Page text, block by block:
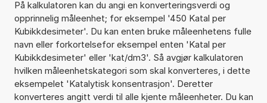
På kalkulatoren kan du angi en konverteringsverdi og
opprinnelig måleenhet; for eksempel '450 Katal per
Kubikkdesimeter'. Du kan enten bruke måleenhetens fulle
navn eller forkortelsefor eksempel enten 'Katal per
Kubikkdesimeter' eller 'kat/dm3'. Så avgjør kalkulatoren
hvilken måleenhetskategori som skal konverteres, i dette
eksempelet 'Katalytisk konsentrasjon'. Deretter
konverteres angitt verdi til alle kjente måleenheter. Du kan